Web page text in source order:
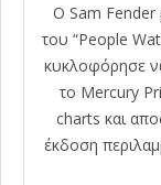
Ο Sam Fender
του “People
κυκλοφόρησε
το Mercury
charts και
έκδοση